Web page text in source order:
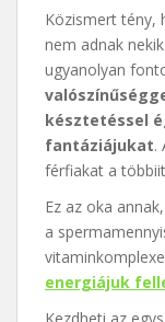
Közismert tény,
nem adnak
ugyanolyan
késztetéssel
fantáziájukat.
férfiakat a
Ez az oka
a
energiájuk